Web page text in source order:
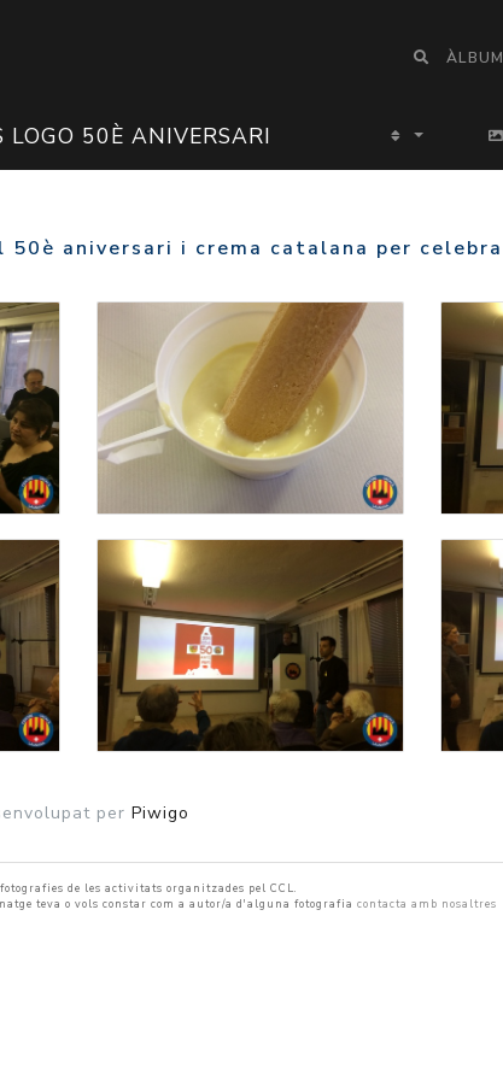
50È ANIVERSARI
aniversari i crema catalana per
per Piwigo
de les activitats organitzades pel CCL.
teva o vols constar com a autor/a d'alguna fotografia contacta amb nosaltres